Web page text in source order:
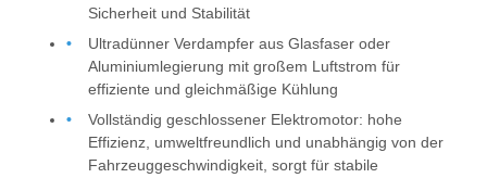
Sicherheit und Stabilität
Ultradünner Verdampfer aus Glasfaser oder
Aluminiumlegierung mit großem Luftstrom für
effiziente und gleichmäßige Kühlung
Vollständig geschlossener Elektromotor: hohe
Effizienz, umweltfreundlich und unabhängig von der
Fahrzeuggeschwindigkeit, sorgt für stabile